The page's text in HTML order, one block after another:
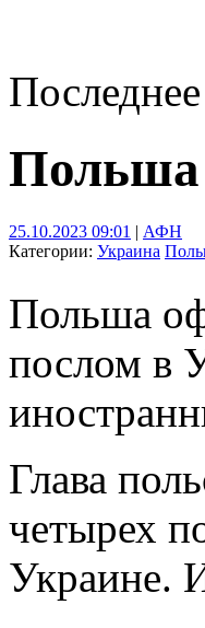
Польша
25.10.2023 09:01 | АФН
Категории: Украина
Польша
послом в
Глава
четырех
Украине.